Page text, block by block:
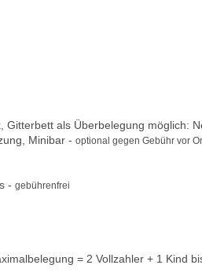
als Überbelegung möglich:
Minibar - optional gegen Gebühr vor
- gebührenfrei
= 2 Vollzahler + 1 Kind